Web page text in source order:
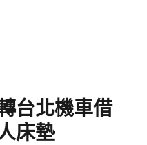
台北機車借
床墊